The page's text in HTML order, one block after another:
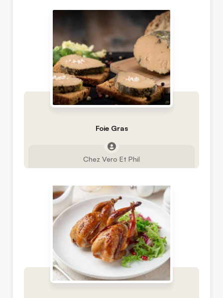
Foie Gras
Chez Vero Et Phil